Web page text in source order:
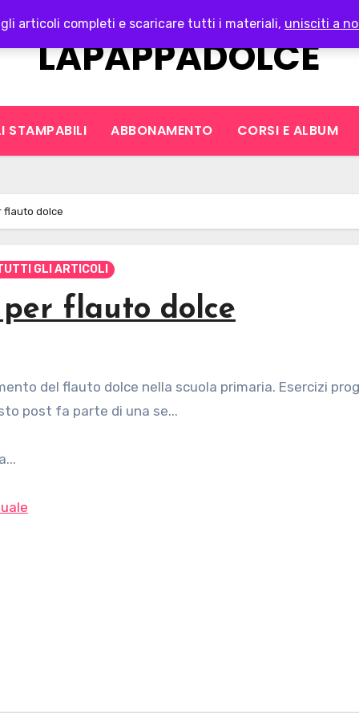
gli articoli completi e scaricare tutti i materiali, unisciti a
LAPAPPADOLCE
STAMPABILI ABBONAMENTO CORSI E ALBUM
flauto dolce
GLI ARTICOLI
per flauto dolce
post fa parte di una se...